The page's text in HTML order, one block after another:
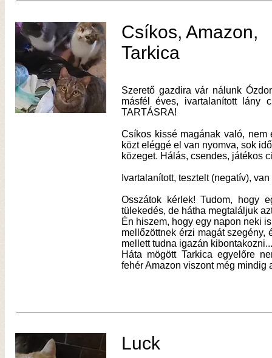
Csíkos, Amazon,
Tarkica
Szerető gazdira vár nálunk
másfél éves, ivartalanított lány
TARTÁSRA!
Csíkos kissé magának való, nem
közt eléggé el van nyomva, sok
közeget. Hálás, csendes, játékos
Ivartalanított, tesztelt (negatív),
Osszátok kérlek! Tudom, hogy
tülekedés, de hátha megtaláljuk
Én hiszem, hogy egy napon neki
mellőzöttnek érzi magát
mellett tudna igazán kibontakozni...
Háta mögött Tarkica egyelőre
fehér Amazon viszont még mindig
Luck